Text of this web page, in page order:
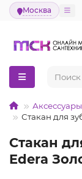
Москва
Аксессуары
Стакан для
Стакан
Edera